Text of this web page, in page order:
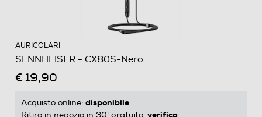
AURICOLARI
SENNHEISER - CX80S-Nero
€ 19,90
Acquisto online: disponibile
Ritiro in negozio in 30' gratuito: verifica